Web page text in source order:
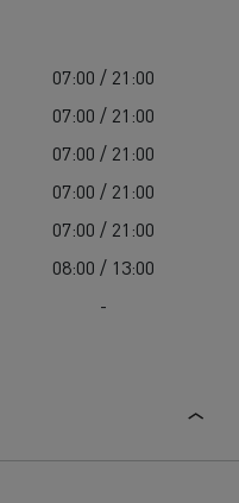
07:00 / 21:00
07:00 / 21:00
07:00 / 21:00
07:00 / 21:00
07:00 / 21:00
08:00 / 13:00
-